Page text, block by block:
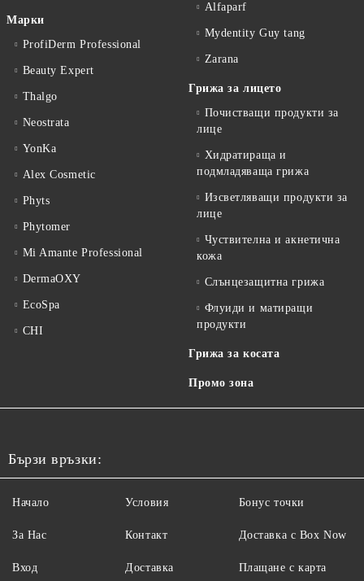
Марки
ProfiDerm Professional
Beauty Expert
Thalgo
Neostrata
YonKa
Alex Cosmetic
Phyts
Phytomer
Mi Amante Professional
DermaOXY
EcoSpa
CHI
Alfaparf
Mydentity Guy tang
Zarana
Грижа за лицето
Почистващи продукти за
лице
Хидратираща и
подмладяваща грижа
Изсветляващи продукти за
лице
Чуствителна и акнетична
кожа
Слънцезащитна грижа
Флуиди и матиращи
продукти
Грижа за косата
Промо зона
Бързи връзки:
Начало
За Нас
Вход
Условия
Контакт
Доставка
Бонус точки
Доставка с Box Now
Плащане с карта